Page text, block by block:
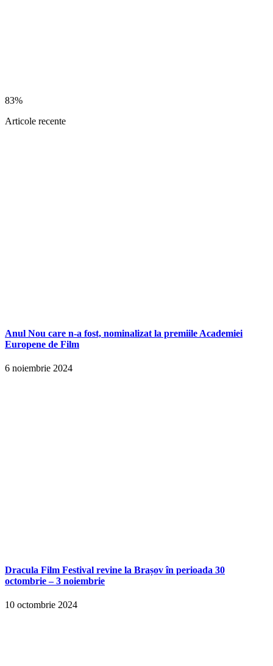
83%
Articole recente
Anul Nou care n-a fost, nominalizat la premiile Academiei
Europene de Film
6 noiembrie 2024
Dracula Film Festival revine la Brașov în perioada 30
octombrie – 3 noiembrie
10 octombrie 2024